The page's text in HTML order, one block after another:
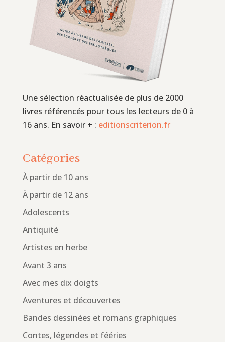
Une sélection réactualisée de plus de 2000
livres référencés pour tous les lecteurs de 0 à
16 ans. En savoir + : editionscriterion.fr
Catégories
À partir de 10 ans
À partir de 12 ans
Adolescents
Antiquité
Artistes en herbe
Avant 3 ans
Avec mes dix doigts
Aventures et découvertes
Bandes dessinées et romans graphiques
Contes, légendes et fééries